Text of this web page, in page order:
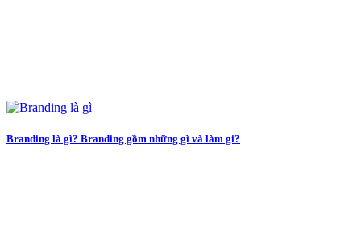
Branding là gì? Branding gồm những gì và làm gi?